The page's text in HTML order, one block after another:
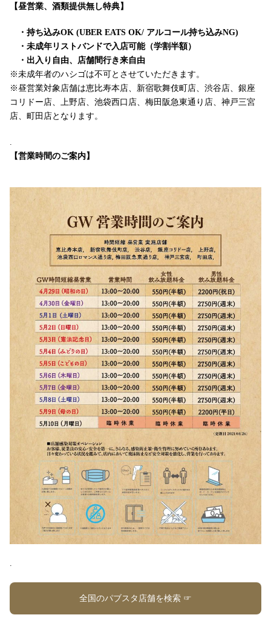
【昼営業、酒類提供無し特典】
・持ち込みOK (UBER EATS OK/ アルコール持ち込みNG)
・未成年リストバンドで入店可能（学割半額）
・出入り自由、店舗間行き来自由
※未成年者のハシゴは不可とさせていただきます。
※昼営業対象店舗は恵比寿本店、新宿歌舞伎町店、渋谷店、銀座
コリドー店、上野店、池袋西口店、梅田阪急東通り店、神戸三宮
店、町田店となります。
.
【営業時間のご案内】
.
全国のパブスタ店舗を検索 ☞